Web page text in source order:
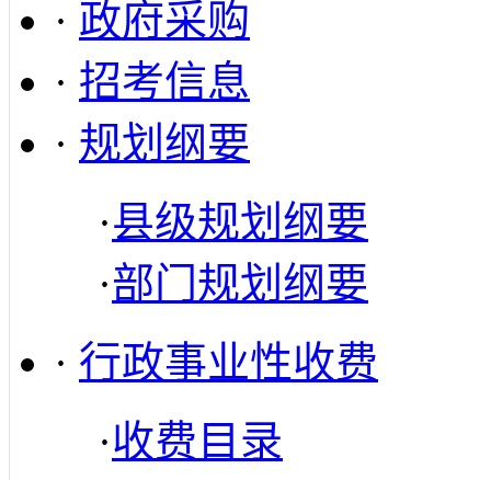
· 政府采购
· 招考信息
· 规划纲要
·县级规划纲要
·部门规划纲要
· 行政事业性收费
·收费目录